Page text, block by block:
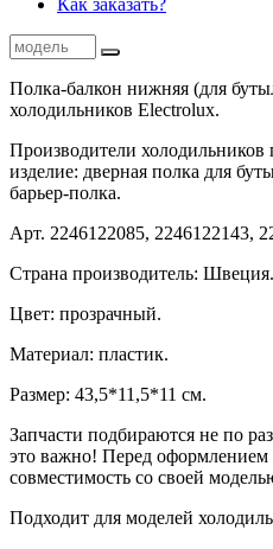
Полка-балкон нижняя (для
холодильников Electrolux.
Производители
изделие: дверная полка для
барьер-полка.
Арт. 2246122085, 2246122143,
Страна производитель: Швеция.
Цвет: прозрачный.
Материал: пластик.
Размер: 43,5*11,5*11 см.
Запчасти подбираются не по
это важно! Перед оформлением
совместимость со своей
Подходит для моделей